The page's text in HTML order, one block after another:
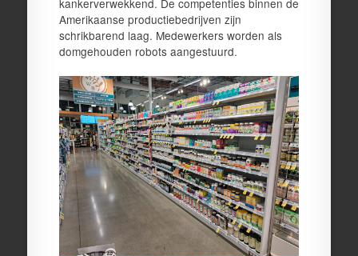
kankerverwekkend. De competenties binnen de
Amerikaanse productiebedrijven zijn
schrikbarend laag. Medewerkers worden als
domgehouden robots aangestuurd.